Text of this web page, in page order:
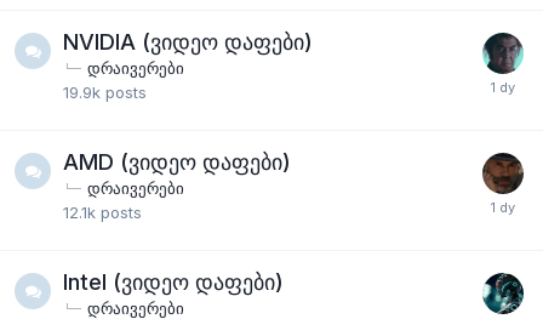
NVIDIA (ვიდეო დაფები)
დრაივერები
19.9k posts
AMD (ვიდეო დაფები)
დრაივერები
12.1k posts
Intel (ვიდეო დაფები)
დრაივერები